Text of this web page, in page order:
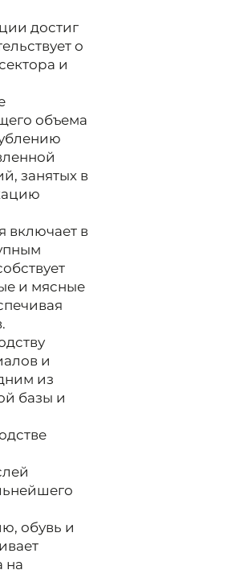
достиг
о
и
объема
занятых в
включает в
и мясные
и
из
базы и
обувь и
на